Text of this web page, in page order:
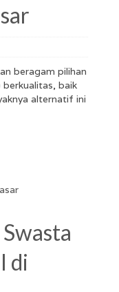
beragam pilihan
baik
alternatif ini
di